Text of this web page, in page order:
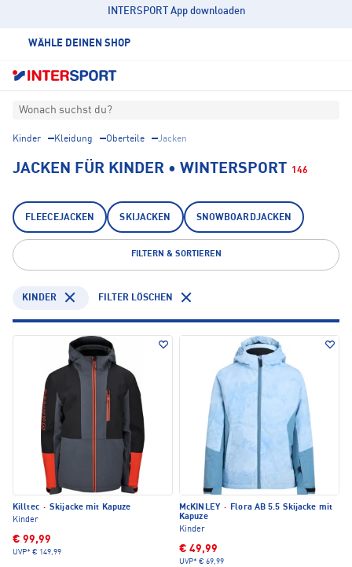
INTERSPORT App downloaden
WÄHLE DEINEN SHOP
Wonach suchst du?
Kinder Kleidung Oberteile Jacken
JACKEN FÜR KINDER • WINTERSPORT 146
FLEECEJACKEN SKIJACKEN SNOWBOARDJACKEN
FILTERN & SORTIEREN
KINDER FILTER LÖSCHEN
Killtec · Skijacke mit Kapuze
Kinder
€ 99,99
UVP* € 149,99
McKINLEY ·
Flora AB 5.5 Skijacke mit
Kapuze
Kinder
€ 49,99
UVP* € 69,99